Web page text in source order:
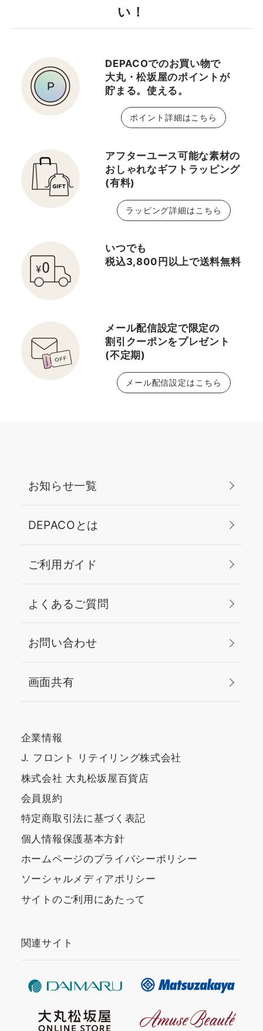
い！
DEPACOでのお買い物で
大丸・松坂屋のポイントが
貯まる。使える。
ポイント詳細はこちら
アフターユース可能な素材の
おしゃれなギフトラッピング
(有料)
ラッピング詳細はこちら
いつでも
税込3,800円以上で送料無料
メール配信設定で限定の
割引クーポンをプレゼント
(不定期)
メール配信設定はこちら
お知らせ一覧
DEPACOとは
ご利用ガイド
よくあるご質問
お問い合わせ
画面共有
企業情報
J. フロント リテイリング株式会社
株式会社 大丸松坂屋百貨店
会員規約
特定商取引法に基づく表記
個人情報保護基本方針
ホームページのプライバシーポリシー
ソーシャルメディアポリシー
サイトのご利用にあたって
関連サイト